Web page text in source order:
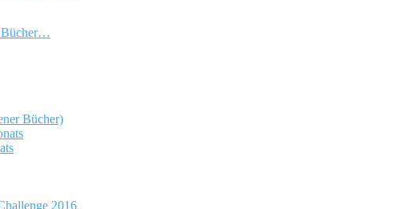
Bücher)
2016